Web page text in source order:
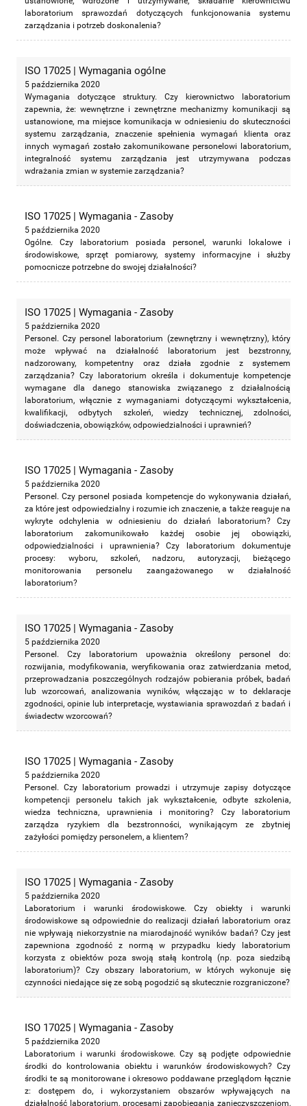
laboratorium sprawozdań dotyczących funkcjonowania systemu
zarządzania i potrzeb doskonalenia?
ISO 17025 | Wymagania ogólne
5 października 2020
Wymagania dotyczące struktury. Czy kierownictwo laboratorium
zapewnia, że: wewnętrzne i zewnętrzne mechanizmy komunikacji są
ustanowione, ma miejsce komunikacja w odniesieniu do skuteczności
systemu zarządzania, znaczenie spełnienia wymagań klienta oraz
innych wymagań zostało zakomunikowane personelowi laboratorium,
integralność systemu zarządzania jest utrzymywana podczas
wdrażania zmian w systemie zarządzania?
ISO 17025 | Wymagania - Zasoby
5 października 2020
Ogólne. Czy laboratorium posiada personel, warunki lokalowe i
środowiskowe, sprzęt pomiarowy, systemy informacyjne i służby
pomocnicze potrzebne do swojej działalności?
ISO 17025 | Wymagania - Zasoby
5 października 2020
Personel. Czy personel laboratorium (zewnętrzny i wewnętrzny), który
może wpływać na działalność laboratorium jest bezstronny,
nadzorowany, kompetentny oraz działa zgodnie z systemem
zarządzania? Czy laboratorium określa i dokumentuje kompetencje
wymagane dla danego stanowiska związanego z działalnością
laboratorium, włącznie z wymaganiami dotyczącymi wykształcenia,
kwalifikacji, odbytych szkoleń, wiedzy technicznej, zdolności,
doświadczenia, obowiązków, odpowiedzialności i uprawnień?
ISO 17025 | Wymagania - Zasoby
5 października 2020
Personel. Czy personel posiada kompetencje do wykonywania działań,
za które jest odpowiedzialny i rozumie ich znaczenie, a także reaguje na
wykryte odchylenia w odniesieniu do działań laboratorium? Czy
laboratorium zakomunikowało każdej osobie jej obowiązki,
odpowiedzialności i uprawnienia? Czy laboratorium dokumentuje
procesy: wyboru, szkoleń, nadzoru, autoryzacji, bieżącego
monitorowania personelu zaangażowanego w działalność
laboratorium?
ISO 17025 | Wymagania - Zasoby
5 października 2020
Personel. Czy laboratorium upoważnia określony personel do:
rozwijania, modyfikowania, weryfikowania oraz zatwierdzania metod,
przeprowadzania poszczególnych rodzajów pobierania próbek, badań
lub wzorcowań, analizowania wyników, włączając w to deklaracje
zgodności, opinie lub interpretacje, wystawiania sprawozdań z badań i
świadectw wzorcowań?
ISO 17025 | Wymagania - Zasoby
5 października 2020
Personel. Czy laboratorium prowadzi i utrzymuje zapisy dotyczące
kompetencji personelu takich jak wykształcenie, odbyte szkolenia,
wiedza techniczna, uprawnienia i monitoring? Czy laboratorium
zarządza ryzykiem dla bezstronności, wynikającym ze zbytniej
zażyłości pomiędzy personelem, a klientem?
ISO 17025 | Wymagania - Zasoby
5 października 2020
Laboratorium i warunki środowiskowe. Czy obiekty i warunki
środowiskowe są odpowiednie do realizacji działań laboratorium oraz
nie wpływają niekorzystnie na miarodajność wyników badań? Czy jest
zapewniona zgodność z normą w przypadku kiedy laboratorium
korzysta z obiektów poza swoją stałą kontrolą (np. poza siedzibą
laboratorium)? Czy obszary laboratorium, w których wykonuje się
czynności niedające się ze sobą pogodzić są skutecznie rozgraniczone?
ISO 17025 | Wymagania - Zasoby
5 października 2020
Laboratorium i warunki środowiskowe. Czy są podjęte odpowiednie
środki do kontrolowania obiektu i warunków środowiskowych? Czy
środki te są monitorowane i okresowo poddawane przeglądom łącznie
z: dostępem do, i wykorzystaniem obszarów wpływających na
działalność laboratorium, procesami zapobiegania zanieczyszczeniom,